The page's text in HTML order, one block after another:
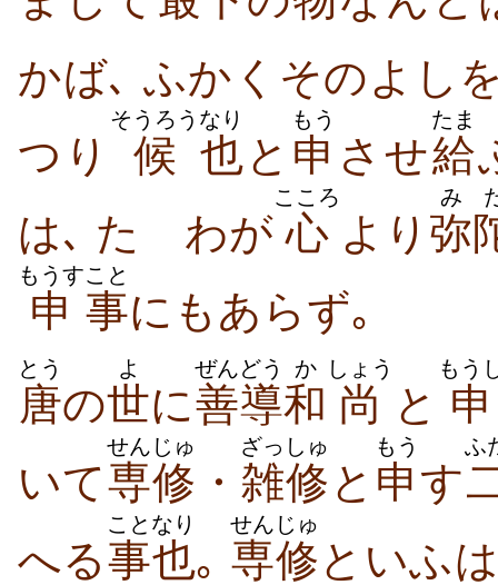
かば､ ふかくそのよし
つり
候
そうろう
也
なり
と 申
もう
させ給
たま
は､ たゞわが 心
こころ
より 弥
み
申
もうす
事
こと
にもあらず｡
唐
とう
の世
よ
に善導
ぜんどう
和
か
尚
しょう
と 申
もう
いて専修
せんじゅ
・ 雑修
ざっしゅ
と 申
もう
す
ふ
へる事
こと
也
なり
｡ 専修
せんじゅ
といふは